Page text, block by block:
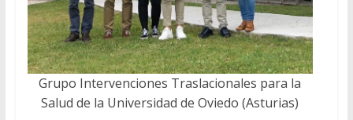
Grupo Intervenciones Traslacionales para la
Salud de la Universidad de Oviedo (Asturias)